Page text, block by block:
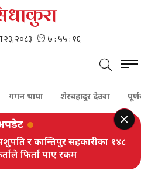
थापा शेरबहादुर देउवा पूर्णबहादुर
र कान्तिपुर सहकारीका १४८
फिर्ता पाए रकम